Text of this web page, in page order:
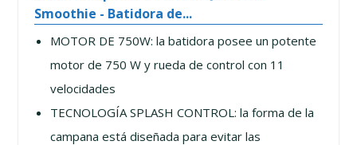
Smoothie - Batidora de...
MOTOR DE 750W: la batidora posee un potente
motor de 750 W y rueda de control con 11
velocidades
TECNOLOGÍA SPLASH CONTROL: la forma de la
campana está diseñada para evitar las